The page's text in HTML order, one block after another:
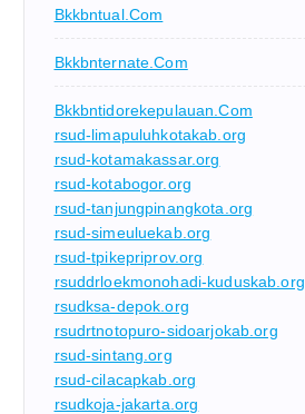
Bkkbntual.com
Bkkbnternate.com
Bkkbntidorekepulauan.com
rsud-limapuluhkotakab.org
rsud-kotamakassar.org
rsud-kotabogor.org
rsud-tanjungpinangkota.org
rsud-simeuluekab.org
rsud-tpikepriprov.org
rsuddrloekmonohadi-kuduskab.org
rsudksa-depok.org
rsudrtnotopuro-sidoarjokab.org
rsud-sintang.org
rsud-cilacapkab.org
rsudkoja-jakarta.org